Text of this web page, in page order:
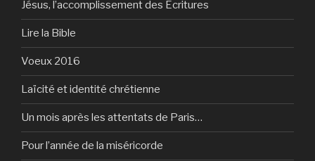
Jésus, l’accomplissement des Ecritures
Lire la Bible
Voeux 2016
Laïcité et identité chrétienne
Un mois après les attentats de Paris…
Pour l’année de la miséricorde